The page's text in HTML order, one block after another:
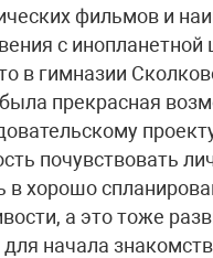
фильмов и
с
в гимназии
прекрасная
почувствовать
в хорошо
а это тоже
начала